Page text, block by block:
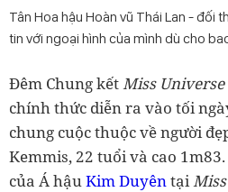
Tân Hoa hậu Hoàn vũ Thái Lan - đối
tin với ngoại hình của mình dù cho
Đêm Chung kếtMiss
chính thức diễn ra vào tối
chung cuộc thuộc về người
Kemmis, 22 tuổi và cao
của Á hậuKim Duyêntại